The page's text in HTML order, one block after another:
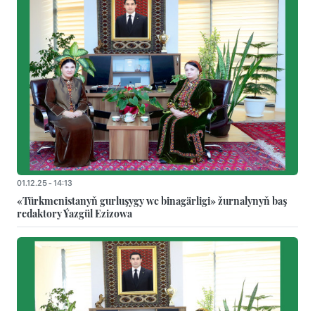
01.12.25 - 14:13
«Türkmenistanyň gurluşygy we binagärligi» žurnalynyň baş
redaktory Ýazgül Ezizowa